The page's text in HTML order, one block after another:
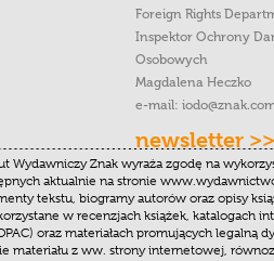
Foreign Rights
Inspektor Ochrony
Osobowych
Magdalena Heczko
e-mail:
newsletter >>
Wydawniczy Znak wyraża zgodę na
aktualnie na stronie
tekstu, biogramy autorów oraz opisy
w recenzjach książek, katalogach
oraz materiałach promujących legalną
materiału z ww. strony internetowej,